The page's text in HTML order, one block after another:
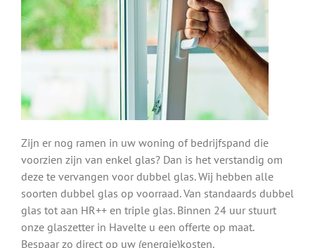
Zijn er nog ramen in uw woning of bedrijfspand die
voorzien zijn van enkel glas? Dan is het verstandig om
deze te vervangen voor dubbel glas. Wij hebben alle
soorten dubbel glas op voorraad. Van standaards dubbel
glas tot aan HR++ en triple glas. Binnen 24 uur stuurt
onze glaszetter in Havelte u een offerte op maat.
Bespaar zo direct op uw (energie)kosten.